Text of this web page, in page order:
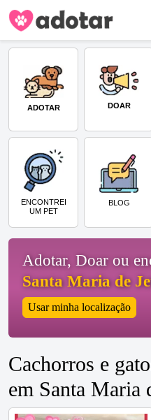
ADOTAR DOAR
ENCONTREI
UM PET
BLOG
Adotar, Doar ou
Santa Maria de
Usar minha localização
Cachorros e
em Santa Maria